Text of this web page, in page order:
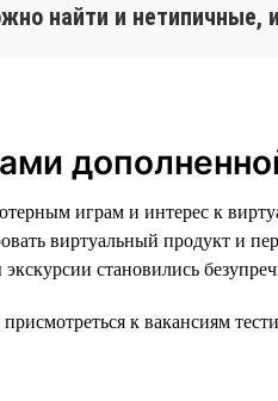
найти и
играм и интерес к
виртуальный продукт и
становились
к вакансиям